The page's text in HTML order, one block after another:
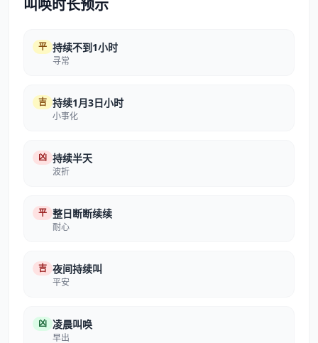
叫唤时长预示
平 持续不到1小时
寻常
吉 持续1月3日小时
小事化
凶 持续半天
波折
平 整日断断续续
耐心
吉 夜间持续叫
平安
凶 凌晨叫唤
早出